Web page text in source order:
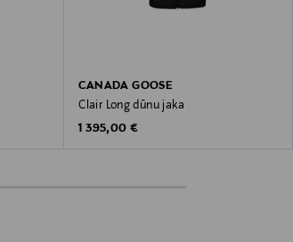
CANADA GOOSE
Clair Long dūnu jaka
Original Price
1 395,00 €